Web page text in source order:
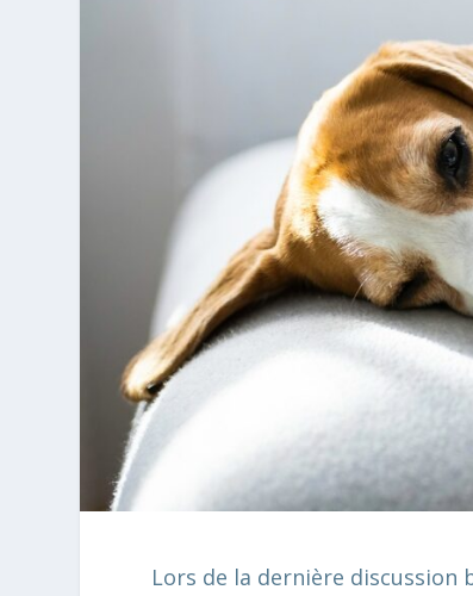
Lors de la dernière discussion